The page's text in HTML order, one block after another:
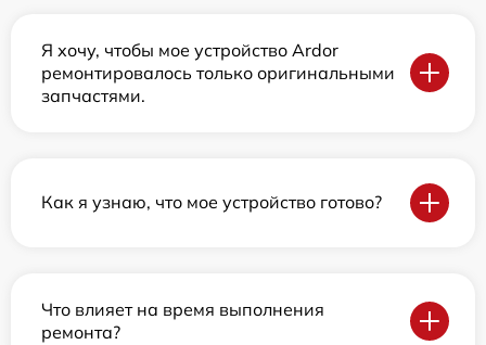
Я хочу, чтобы мое устройство Ardor
ремонтировалось только оригинальными
запчастями.
Как я узнаю, что мое устройство готово?
Что влияет на время выполнения
ремонта?